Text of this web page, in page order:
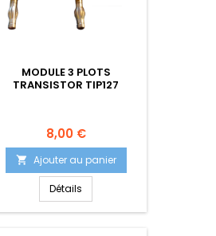
MODULE 3 PLOTS
TRANSISTOR TIP127
Prix
8,00 €
 Ajouter au panier
Détails